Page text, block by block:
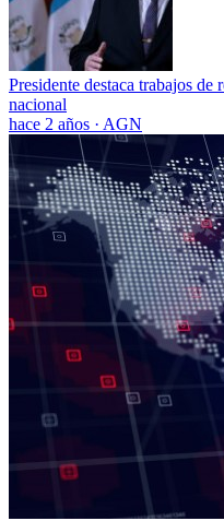
Presidente destaca trabajos
nacional
hace 2 años · AGN